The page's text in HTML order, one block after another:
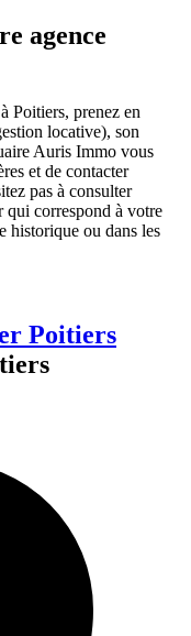
agence
Poitiers, prenez en
locative), son
Auris Immo vous
et de contacter
pas à consulter
correspond à votre
historique ou dans les
Poitiers